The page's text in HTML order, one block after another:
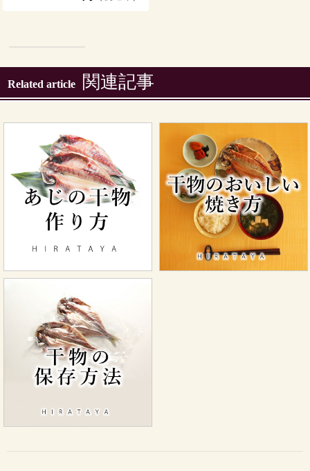
Related article 関連記事